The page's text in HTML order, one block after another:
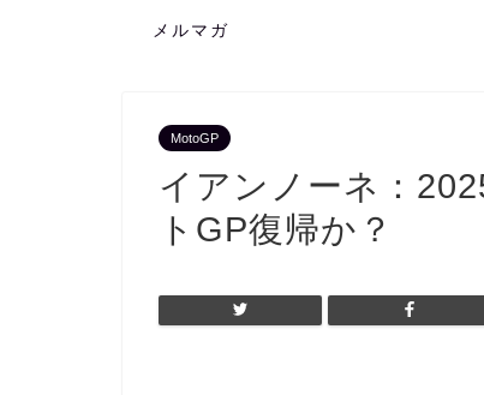
メルマガ
MotoGP
イアンノーネ：
トGP復帰か？